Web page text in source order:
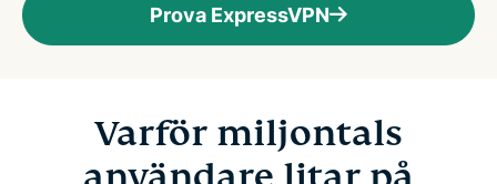
Prova ExpressVPN
Varför miljontals